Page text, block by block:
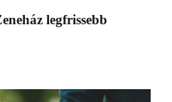
legfrissebb